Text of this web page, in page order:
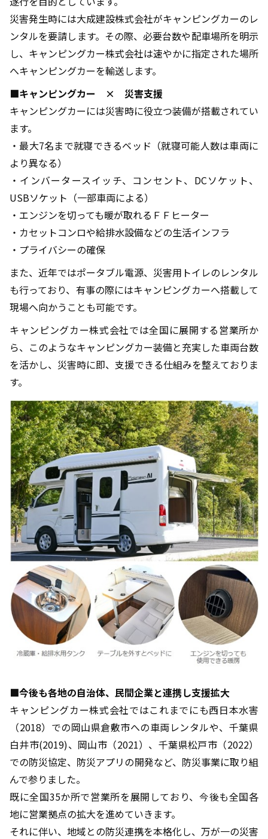
災害発生時には大成建設株式会社がキャンピングカーのレ
ンタルを要請します。その際、必要台数や配車場所を明示
し、キャンピングカー株式会社は速やかに指定された場所
へキャンピングカーを輸送します。
■キャンピングカー × 災害支援
キャンピングカーには災害時に役立つ装備が搭載されてい
ます。
・最大7名まで就寝できるベッド（就寝可能人数は車両に
より異なる）
・インバータースイッチ、コンセント、DCソケット、
USBソケット（一部車両による）
・エンジンを切っても暖が取れるＦＦヒーター
・カセットコンロや給排水設備などの生活インフラ
・プライバシーの確保
また、近年ではポータブル電源、災害用トイレのレンタル
も行っており、有事の際にはキャンピングカーへ搭載して
現場へ向かうことも可能です。
キャンピングカー株式会社では全国に展開する営業所か
ら、このようなキャンピングカー装備と充実した車両台数
を活かし、災害時に即、支援できる仕組みを整えておりま
す。
■今後も各地の自治体、民間企業と連携し支援拡大
キャンピングカー株式会社ではこれまでにも西日本水害
（2018）での岡山県倉敷市への車両レンタルや、千葉県
白井市(2019)、岡山市（2021）、千葉県松戸市（2022）
での防災協定、防災アプリの開発など、防災事業に取り組
んで参りました。
既に全国35か所で営業所を展開しており、今後も全国各
地に営業拠点の拡大を進めていきます。
それに伴い、地域との防災連携を本格化し、万が一の災害